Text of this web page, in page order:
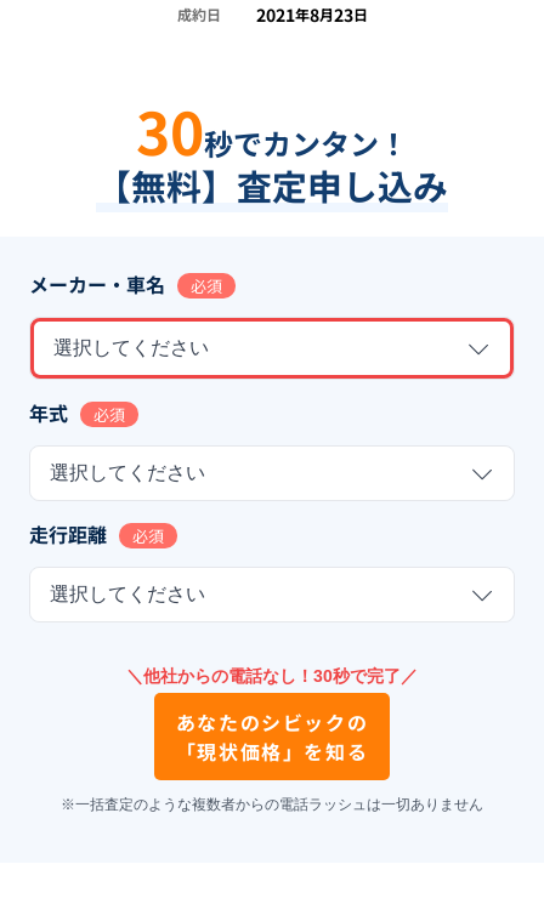
成約日
2021年8月23日
30秒でカンタン！
【無料】査定申し込み
メーカー・車名 必須
選択してください
年式 必須
選択してください
走行距離 必須
選択してください
＼他社からの電話なし！30秒で完了／
あなたのシビックの
「現状価格」を知る
※一括査定のような複数者からの電話ラッシュは一切ありません